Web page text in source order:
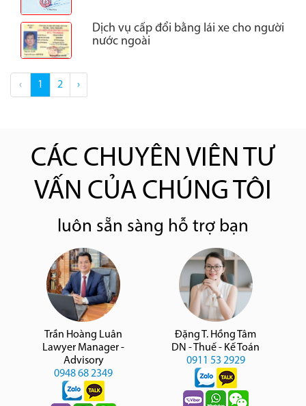
Dịch vụ cấp đổi bằng lái xe cho người
nước ngoài
‹ 1 2 ›
CÁC CHUYÊN VIÊN TƯ
VẤN CỦA CHÚNG TÔI
luôn sẵn sàng hỗ trợ bạn
Trần Hoàng Luân
Lawyer Manager -
Advisory
0948 68 2349
Đặng T. Hồng Tâm
DN - Thuế - Kế Toán
0911 53 2929